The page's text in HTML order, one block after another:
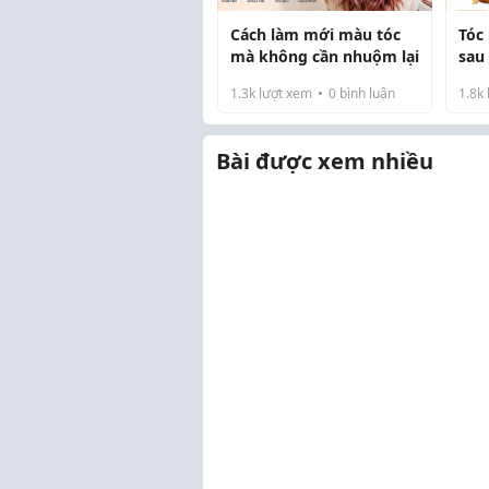
Cách làm mới màu tóc
mà không cần nhuộm lại
1.3k lượt xem 0 bình luận
nhà
1.8k
Bài được xem nhiều